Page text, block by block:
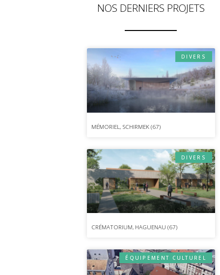
NOS DERNIERS PROJETS
DIVERS
MÉMORIEL, SCHIRMEK (67)
DIVERS
CRÉMATORIUM, HAGUENAU (67)
ÉQUIPEMENT CULTUREL